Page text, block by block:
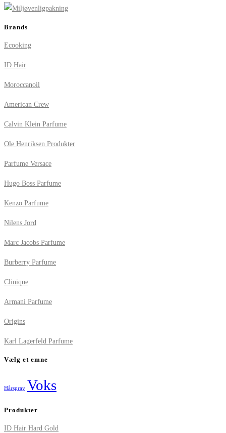
Brands
Ecooking
ID Hair
Moroccanoil
American Crew
Calvin Klein Parfume
Ole Henriksen Produkter
Parfume Versace
Hugo Boss Parfume
Kenzo Parfume
Nilens Jord
Marc Jacobs Parfume
Burberry Parfume
Clinique
Armani Parfume
Origins
Karl Lagerfeld Parfume
Vælg et emne
Hårspray Voks
Produkter
ID Hair Hard Gold